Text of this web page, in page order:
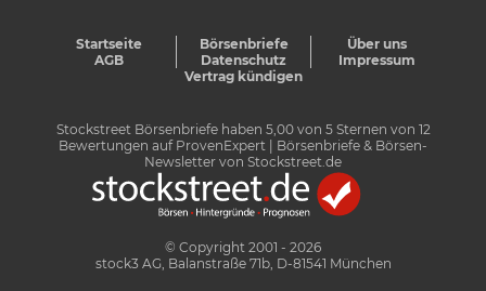
Startseite Börsenbriefe
Über uns
AGB
Datenschutz
Impressum
Vertrag kündigen
Stockstreet Börsenbriefe haben 5,00von 5Sternen von 12
Bewertungen auf ProvenExpert
| Börsenbriefe & Börsen-
Newsletter von Stockstreet.de
© Copyright 2001 - 2026
stock3 AG, Balanstraße 71b, D-81541 München